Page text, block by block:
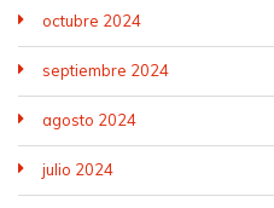
octubre 2024
septiembre 2024
agosto 2024
julio 2024